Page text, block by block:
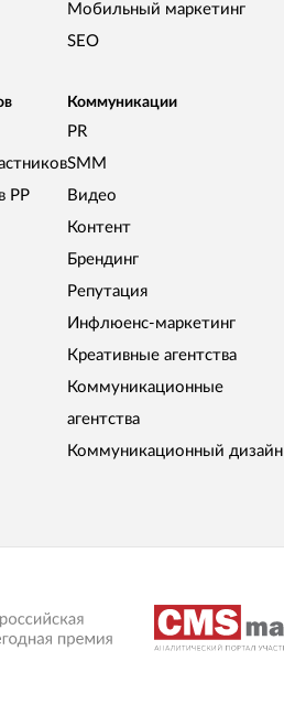
РР
Мобильный маркетинг
SEO
Коммуникации
PR
SMM
Видео
Контент
Брендинг
Репутация
Инфлюенс-маркетинг
Креативные агентства
Коммуникационные
агентства
Коммуникационный дизайн